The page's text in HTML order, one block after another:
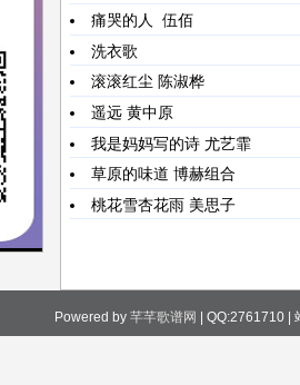
痛哭的人
伍佰
洗衣歌
滚滚红尘 陈淑桦
遥远 黄中原
我是妈妈写的诗 尤艺霏
草原的味道 博赫组合
桃花雪杏花雨 美思子
Powered by 芊芊歌谱网 | QQ:2761710 |